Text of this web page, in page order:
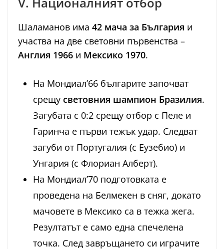
Шаламанов има 42 мача за България и
участва на две световни първенства –
Англия 1966 и Мексико 1970.
На Мондиал’66 българите започват
срещу световния шампион Бразилия.
Загубата с 0:2 срещу отбор с Пеле и
Гаринча е първи тежък удар. Следват
загуби от Португалия (с Еузебио) и
Унгария (с Флориан Алберт).
На Мондиал’70 подготовката е
проведена на Белмекен в сняг, докато
мачовете в Мексико са в тежка жега.
Резултатът е само една спечелена
точка. След завръщането си играчите